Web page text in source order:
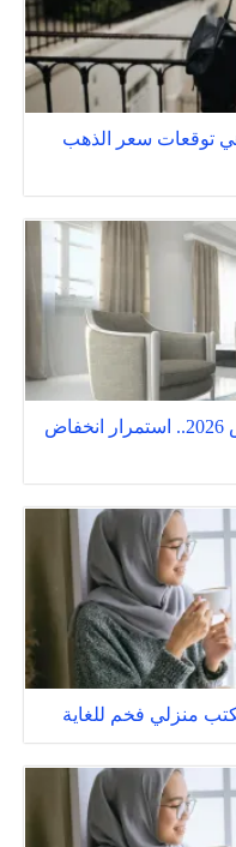
خلال 2025.. ما هي توقعات سعر الذهب
عاجل.. سعر الذهب اليوم 24 مارس 2026.. استمرار انخفاض
منزلي فخم للغاية